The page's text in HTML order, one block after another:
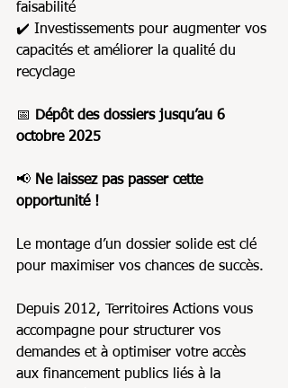
faisabilité
✔️ Investissements pour augmenter vos
capacités et améliorer la qualité du
recyclage
📅 Dépôt des dossiers jusqu’au 6
octobre 2025
📢 Ne laissez pas passer cette
opportunité !
Le montage d’un dossier solide est clé
pour maximiser vos chances de succès.
Depuis 2012, Territoires Actions vous
accompagne pour structurer vos
demandes et à optimiser votre accès
aux financement publics liés à la